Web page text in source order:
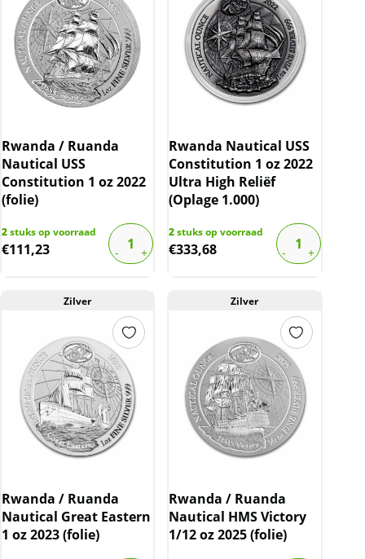
Rwanda / Ruanda
Nautical USS
Constitution 1 oz 2022
(folie)
2stuks op voorraad
€111,23
Rwanda Nautical USS
Constitution 1 oz 2022
Ultra High Reliëf
(Oplage 1.000)
2stuks op voorraad
€333,68
Zilver
Rwanda / Ruanda
Nautical Great Eastern
1 oz 2023 (folie)
Zilver
Rwanda / Ruanda
Nautical HMS Victory
1/12 oz 2025 (folie)